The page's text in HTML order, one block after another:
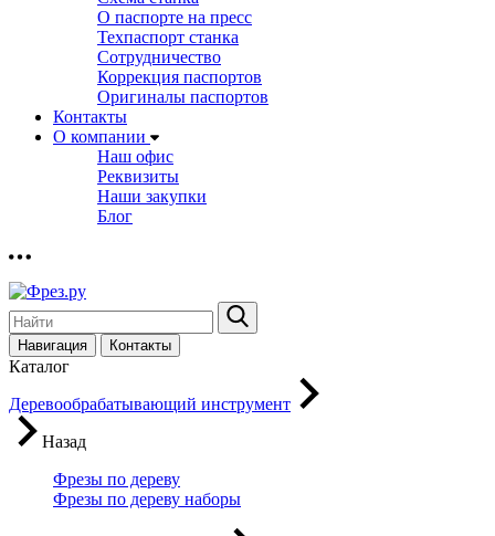
О паспорте на пресс
Техпаспорт станка
Сотрудничество
Коррекция паспортов
Оригиналы паспортов
Контакты
О компании
Наш офис
Реквизиты
Наши закупки
Блог
Навигация Контакты
Каталог
Деревообрабатывающий инструмент
Назад
Фрезы по дереву
Фрезы по дереву наборы